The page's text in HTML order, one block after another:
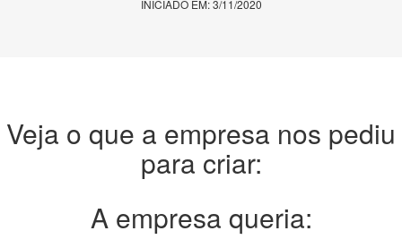
INICIADO EM: 3/11/2020
Veja o que a empresa nos pediu
para criar:
A empresa queria: